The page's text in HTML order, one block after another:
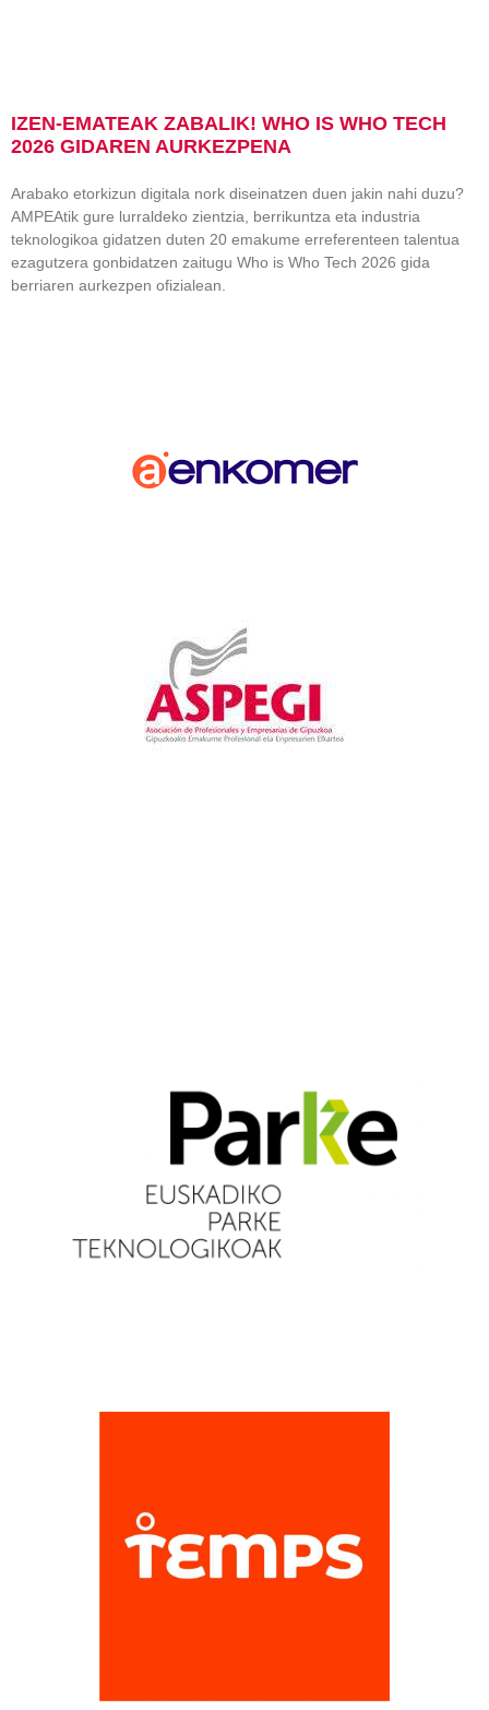
IZEN-EMATEAK ZABALIK! WHO IS WHO TECH
2026 GIDAREN AURKEZPENA
Arabako etorkizun digitala nork diseinatzen duen jakin nahi duzu?
AMPEAtik gure lurraldeko zientzia, berrikuntza eta industria
teknologikoa gidatzen duten 20 emakume erreferenteen talentua
ezagutzera gonbidatzen zaitugu Who is Who Tech 2026 gida
berriaren aurkezpen ofizialean.